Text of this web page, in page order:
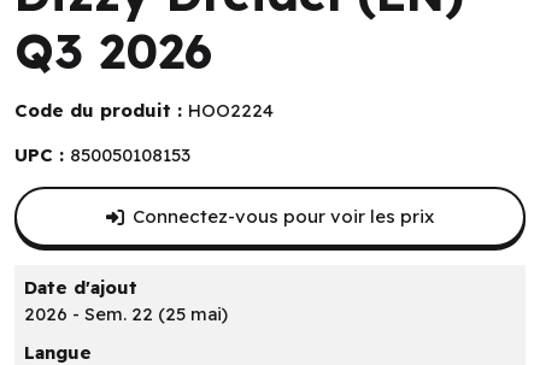
Q3 2026
Code du produit : HOO2224
UPC : 850050108153
Connectez-vous pour voir les prix
Date d'ajout
2026 - Sem. 22 (25 mai)
Langue